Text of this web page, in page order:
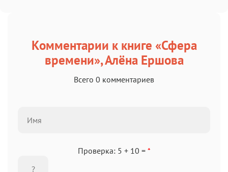
Комментарии к книге «Сфера
времени», Алёна Ершова
Всего 0 комментариев
Проверка: 5 + 10 = *